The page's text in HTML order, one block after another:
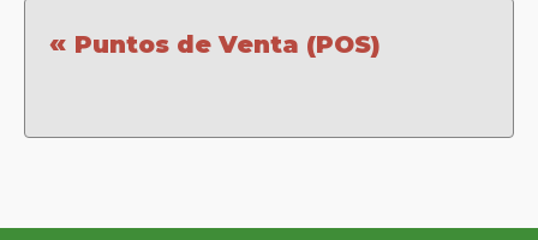
« Puntos de Venta (POS)